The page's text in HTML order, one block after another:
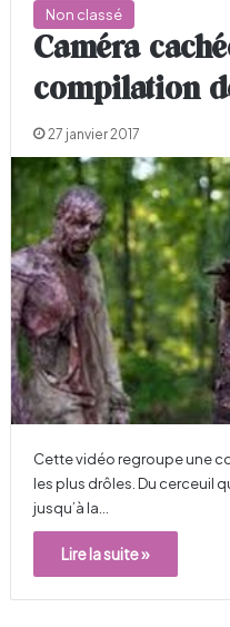
Non classé
Caméra
compilation
27 janvier 2017
Cette vidéo regroupe une
les plus drôles. Du cerceuil
jusqu’à la…
Lire la suite »